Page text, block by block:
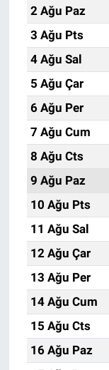
2 Ağu Paz
3 Ağu Pts
4 Ağu Sal
5 Ağu Çar
6 Ağu Per
7 Ağu Cum
8 Ağu Cts
9 Ağu Paz
10 Ağu Pts
11 Ağu Sal
12 Ağu Çar
13 Ağu Per
14 Ağu Cum
15 Ağu Cts
16 Ağu Paz